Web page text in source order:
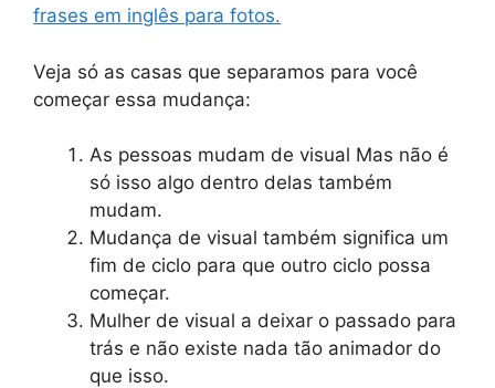
frases em inglês para fotos.
Veja só as casas que separamos para você
começar essa mudança:
As pessoas mudam de visual Mas não é
só isso algo dentro delas também
mudam.
Mudança de visual também significa um
fim de ciclo para que outro ciclo possa
começar.
Mulher de visual a deixar o passado para
trás e não existe nada tão animador do
que isso.